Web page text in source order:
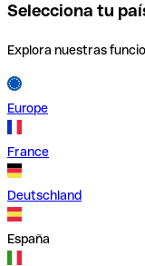
Selecciona tu
Explora nuestras
Europe
France
Deutschland
España